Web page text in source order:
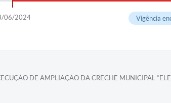
06/2024 Vigência
DE AMPLIAÇÃO DA CRECHE MUNICIPAL